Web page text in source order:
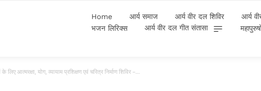
Home आर्य समाज आर्य वीर दल शिविर आर्य
भजन लिरिक्स
आर्य वीर दल गीत संतासा
लिए आत्मरक्षा, योग, व्यायाम प्रशिक्षण एवं चरित्र निर्माण शिविर –...